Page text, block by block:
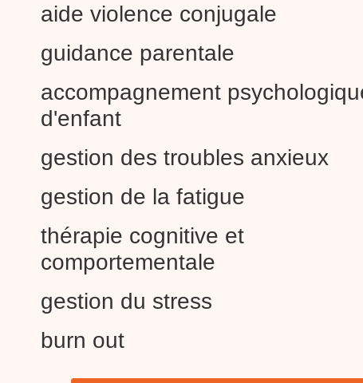
aide violence conjugale
guidance parentale
accompagnement
d'enfant
gestion des troubles anxieux
gestion de la fatigue
thérapie cognitive et
comportementale
gestion du stress
burn out